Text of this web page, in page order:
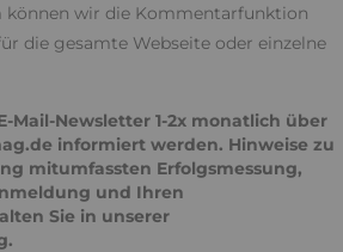
können wir die Kommentarfunktion
die gesamte Webseite oder einzelne
Mail-Newsletter 1-2x monatlich über
informiert werden. Hinweise zu
mitumfassten Erfolgsmessung,
und Ihren
Sie in unserer
.